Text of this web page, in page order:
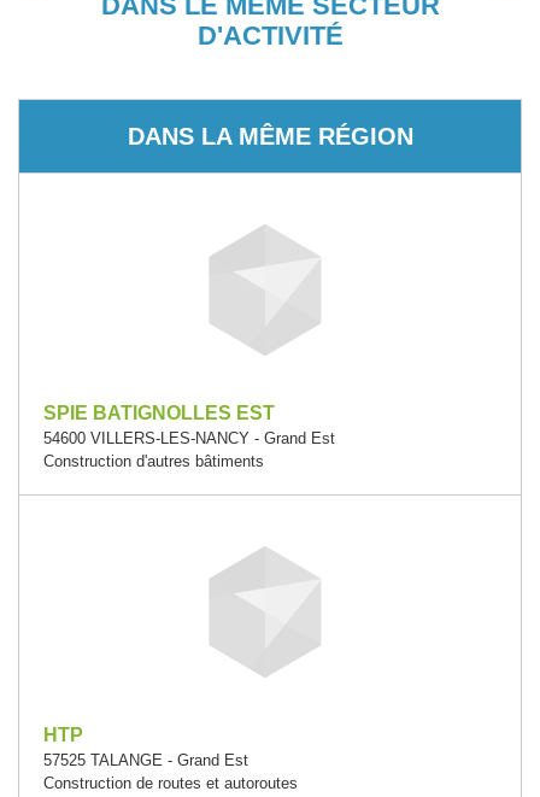
D'ACTIVITÉ
DANS LA MÊME RÉGION
SPIE BATIGNOLLES EST
54600 VILLERS-LES-NANCY - Grand Est
Construction d'autres bâtiments
HTP
57525 TALANGE - Grand Est
Construction de routes et autoroutes